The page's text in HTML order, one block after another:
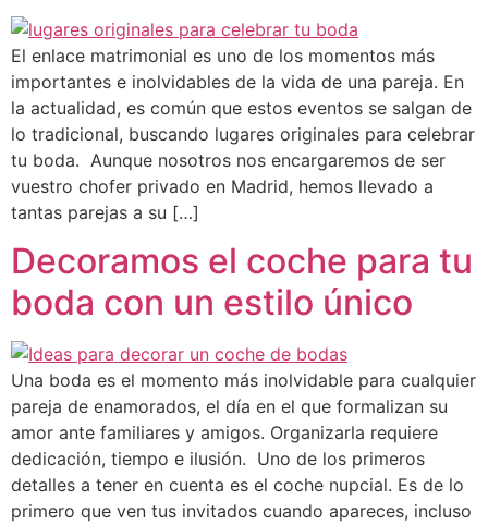
El enlace matrimonial es uno de los momentos más
importantes e inolvidables de la vida de una pareja. En
la actualidad, es común que estos eventos se salgan de
lo tradicional, buscando lugares originales para celebrar
tu boda. Aunque nosotros nos encargaremos de ser
vuestro chofer privado en Madrid, hemos llevado a
tantas parejas a su […]
Decoramos el coche para tu
boda con un estilo único
Una boda es el momento más inolvidable para cualquier
pareja de enamorados, el día en el que formalizan su
amor ante familiares y amigos. Organizarla requiere
dedicación, tiempo e ilusión. Uno de los primeros
detalles a tener en cuenta es el coche nupcial. Es de lo
primero que ven tus invitados cuando apareces, incluso